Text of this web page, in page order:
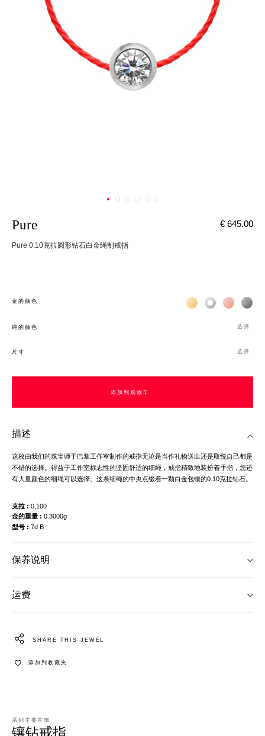
Pure
Pure 0.10克拉圆形钻石白金绳制戒指
€ 645.00
金的颜色 Жёлтое золото 18К
Белое золото
Розовое
绳的颜色 选择
尺寸 选择
添加到购物车
描述
这枚由我们的珠宝师于巴黎工作室制作的戒指无论是当作礼物送出还是取悦自己都是
不错的选择。得益于工作室标志性的坚固舒适的细绳，戒指精致地装扮着手指，您还
有大量颜色的细绳可以选择。这条细绳的中央点缀着一颗白金包镶的0.10克拉钻石。
克拉
0,100
金的重量
0.3000g
型号
7d B
保养说明
运费
SHARE THIS JEWEL
添加到收藏夹
系列主要首饰
镶钻戒指